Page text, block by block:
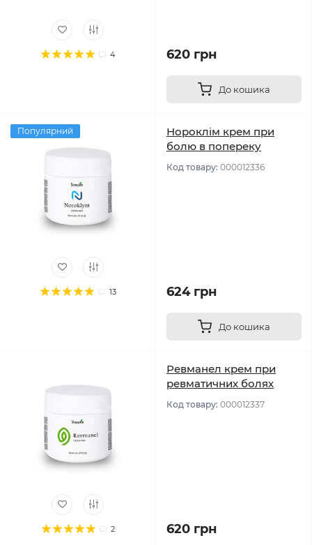
4 620 грн
До кошика
Популярний
13
Нороклім крем при
болю в попереку
Код товару: 000012336
624 грн
До кошика
2
Ревманел крем при
ревматичних болях
Код товару: 000012337
620 грн